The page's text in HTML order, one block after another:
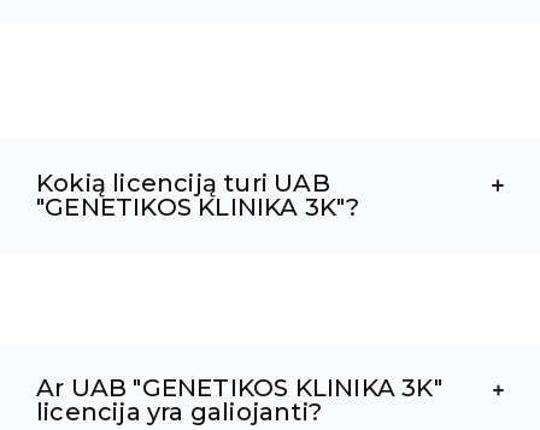
Kokią licenciją turi UAB
"GENETIKOS KLINIKA 3K"?
Ar UAB "GENETIKOS KLINIKA 3K"
licencija yra galiojanti?